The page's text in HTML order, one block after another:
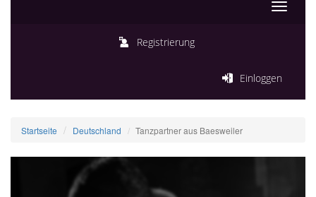
Toggle
Registrierung
Einloggen
Startseite Deutschland Tanzpartner aus Baesweiler